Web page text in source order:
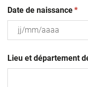
Date de naissance*
slash
MM
Lieu et département